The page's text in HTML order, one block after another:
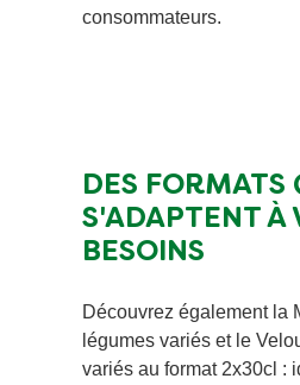
consommateurs.
DES FORMATS
S'ADAPTENT À
BESOINS
​Découvrez également la
légumes variés et le
variés au format 2x30cl :